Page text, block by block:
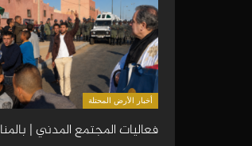
أخبار الأرض المحتلة
فعاليات المجتمع المدني |